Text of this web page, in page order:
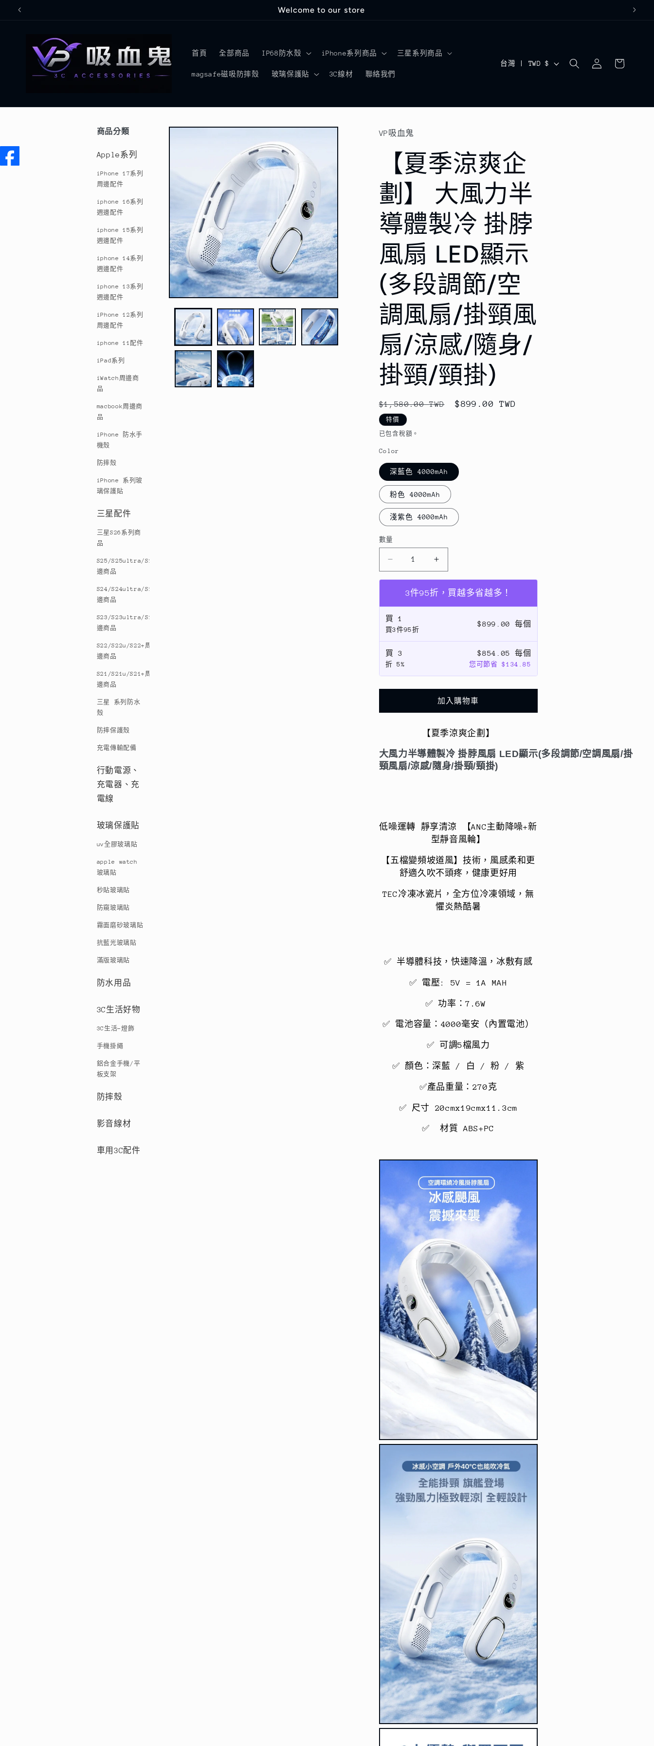
跳至內
Welcome to our store
首頁 全部商品 IP68防水殼 iPhone系列商品 三星系列商品
magsafe磁吸防摔殼 玻璃保護貼 3C線材 聯絡我們
國
台灣 | TWD $
登
入
物
商品分類
Apple系列
iPhone 17系列
周邊配件
iphone 16系列
週邊配件
iphone 15系列
週邊配件
iphone 14系列
週邊配件
iphone 13系列
週邊配件
iPhone 12系列
周邊配件
iphone 11配件
iPad系列
iWatch周邊商
品
macbook周邊商
品
iPhone 防水手
機殼
防摔殼
iPhone 系列玻
璃保護貼
三星配件
三星S26系列商
品
S25/S25ultra/S25+周
邊商品
S24/S24ultra/S24+周
邊商品
S23/S23ultra/S23+周
邊商品
S22/S22u/S22+周
邊商品
S21/S21u/S21+周
邊商品
三星 系列防水
殼
防摔保護殼
充電傳輸配備
行動電源、
充電器、充
電線
玻璃保護貼
uv全膠玻璃貼
apple watch
玻璃貼
秒貼玻璃貼
防窺玻璃貼
霧面磨砂玻璃貼
抗藍光玻璃貼
滿版玻璃貼
防水用品
3C生活好物
3C生活-燈飾
手機掛繩
鋁合金手機/平
板支架
防摔殼
影音線材
車用3C配件
互
動
視
窗
中
開
啟
多
媒
VP吸血鬼
【夏季涼爽企
劃】 大風力半
導體製冷 掛脖
風扇 LED顯示
(多段調節/空
調風扇/掛頸風
扇/涼感/隨身/
掛頸/頸掛)
定
價
$1,580.00 TWD
售
$899.00 TWD
特價
已包含稅額。
Color
深藍色 4000mAh
粉色 4000mAh
淺紫色 4000mAh
數
數量
季
爽
企
劃】
風
體
掛
脖
示
調
節/
空
頸
隨
頸/
季
涼
爽
導
體
冷
掛
脖
示
(多
段
調
節/
空
調
頸
扇/
涼
隨
掛
頸/
掛)
數
增
3件95折，買越多省越多！
買 1
買3件95折
$899.00 每個
買 3
折 5%
$854.05 每個
您可節省 $134.85
加入購物車
【夏季涼爽企劃】
大風力半導體製冷 掛脖風扇 LED顯示(多段調節/空調風扇/掛
頸風扇/涼感/隨身/掛頸/頸掛)
低噪運轉 靜享清涼 【ANC主動降噪+新
型靜音風輪】
【五檔變頻坡道風】技術，風感柔和更
舒適久吹不頭疼，健康更好用
TEC冷凍冰瓷片，全方位冷凍領域，無
懼炎熱酷暑
✅ 半導體科技，快速降溫，冰敷有感
✅ 電壓: 5V = 1A MAH
✅ 功率：7.6W
✅ 電池容量：4000毫安（內置電池）
✅ 可調5檔風力
✅ 顏色：深藍 / 白 / 粉 / 紫
✅產品重量：270克
✅ 尺寸 20cmx19cmx11.3cm
✅ 材質 ABS+PC